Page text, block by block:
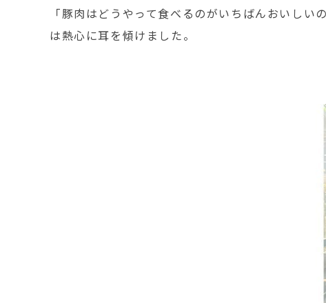
「豚肉はどうやって食べるのがいちばんおいし
は熱心に耳を傾けました。